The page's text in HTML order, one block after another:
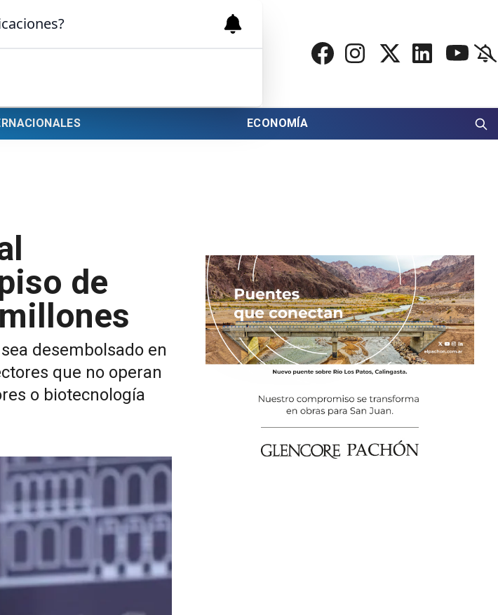
ECONOMÍA
de
desembolsado en
que no operan
o biotecnología